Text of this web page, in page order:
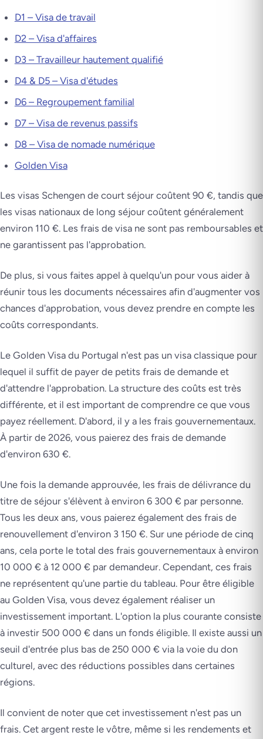
D1 – Visa de travail
D2 – Visa d'affaires
D3 – Travailleur hautement qualifié
D4 & D5 – Visa d'études
D6 – Regroupement familial
D7 – Visa de revenus passifs
D8 – Visa de nomade numérique
Golden Visa
Les visas Schengen de court séjour coûtent 90 €, tandis que
les visas nationaux de long séjour coûtent généralement
environ 110 €. Les frais de visa ne sont pas remboursables et
ne garantissent pas l'approbation.
De plus, si vous faites appel à quelqu'un pour vous aider à
réunir tous les documents nécessaires afin d'augmenter vos
chances d'approbation, vous devez prendre en compte les
coûts correspondants.
Le Golden Visa du Portugal n'est pas un visa classique pour
lequel il suffit de payer de petits frais de demande et
d'attendre l'approbation. La structure des coûts est très
différente, et il est important de comprendre ce que vous
payez réellement. D'abord, il y a les frais gouvernementaux.
À partir de 2026, vous paierez des frais de demande
d'environ 630 €.
Une fois la demande approuvée, les frais de délivrance du
titre de séjour s'élèvent à environ 6 300 € par personne.
Tous les deux ans, vous paierez également des frais de
renouvellement d'environ 3 150 €. Sur une période de cinq
ans, cela porte le total des frais gouvernementaux à environ
10 000 € à 12 000 € par demandeur. Cependant, ces frais
ne représentent qu'une partie du tableau. Pour être éligible
au Golden Visa, vous devez également réaliser un
investissement important. L'option la plus courante consiste
à investir 500 000 € dans un fonds éligible. Il existe aussi un
seuil d'entrée plus bas de 250 000 € via la voie du don
culturel, avec des réductions possibles dans certaines
régions.
Il convient de noter que cet investissement n'est pas un
frais. Cet argent reste le vôtre, même si les rendements et